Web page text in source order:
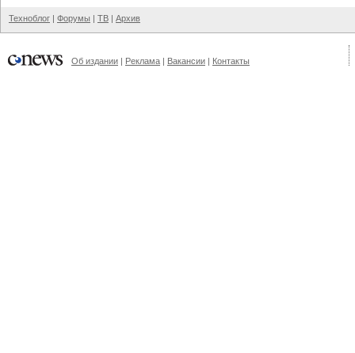
Техноблог | Форумы | ТВ | Архив
Об издании | Реклама | Вакансии | Контакты